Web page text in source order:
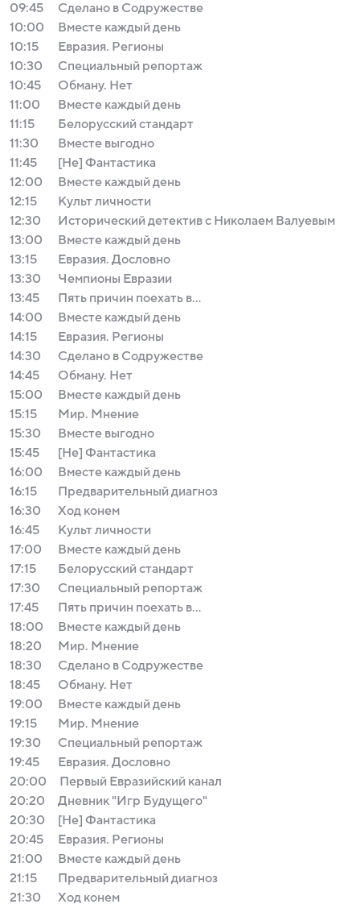
09:45
Сделано в Содружестве
10:00
Вместе каждый день
10:15
Евразия. Регионы
10:30
Специальный репортаж
10:45
Обману. Нет
11:00
Вместе каждый день
11:15
Белорусский стандарт
11:30
Вместе выгодно
11:45
[Не] Фантастика
12:00
Вместе каждый день
12:15
Культ личности
12:30
Исторический детектив с Николаем Валуевым
13:00
Вместе каждый день
13:15
Евразия. Дословно
13:30
Чемпионы Евразии
13:45
Пять причин поехать в...
14:00
Вместе каждый день
14:15
Евразия. Регионы
14:30
Сделано в Содружестве
14:45
Обману. Нет
15:00
Вместе каждый день
15:15
Мир. Мнение
15:30
Вместе выгодно
15:45
[Не] Фантастика
16:00
Вместе каждый день
16:15
Предварительный диагноз
16:30
Ход конем
16:45
Культ личности
17:00
Вместе каждый день
17:15
Белорусский стандарт
17:30
Специальный репортаж
17:45
Пять причин поехать в...
18:00
Вместе каждый день
18:20
Мир. Мнение
18:30
Сделано в Содружестве
18:45
Обману. Нет
19:00
Вместе каждый день
19:15
Мир. Мнение
19:30
Специальный репортаж
19:45
Евразия. Дословно
20:00
Первый Евразийский канал
20:20
Дневник "Игр Будущего"
20:30
[Не] Фантастика
20:45
Евразия. Регионы
21:00
Вместе каждый день
21:15
Предварительный диагноз
21:30
Ход конем